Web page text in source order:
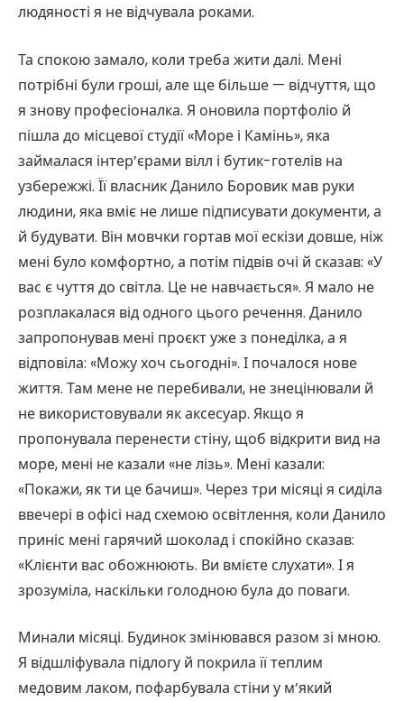
людяності я не відчувала роками.
Та спокою замало, коли треба жити далі. Мені
потрібні були гроші, але ще більше — відчуття, що
я знову професіоналка. Я оновила портфоліо й
пішла до місцевої студії «Море і Камінь», яка
займалася інтер’єрами вілл і бутик-готелів на
узбережжі. Її власник Данило Боровик мав руки
людини, яка вміє не лише підписувати документи, а
й будувати. Він мовчки гортав мої ескізи довше, ніж
мені було комфортно, а потім підвів очі й сказав: «У
вас є чуття до світла. Це не навчається». Я мало не
розплакалася від одного цього речення. Данило
запропонував мені проєкт уже з понеділка, а я
відповіла: «Можу хоч сьогодні». І почалося нове
життя. Там мене не перебивали, не знецінювали й
не використовували як аксесуар. Якщо я
пропонувала перенести стіну, щоб відкрити вид на
море, мені не казали «не лізь». Мені казали:
«Покажи, як ти це бачиш». Через три місяці я сиділа
ввечері в офісі над схемою освітлення, коли Данило
приніс мені гарячий шоколад і спокійно сказав:
«Клієнти вас обожнюють. Ви вмієте слухати». І я
зрозуміла, наскільки голодною була до поваги.
Минали місяці. Будинок змінювався разом зі мною.
Я відшліфувала підлогу й покрила її теплим
медовим лаком, пофарбувала стіни у м’який